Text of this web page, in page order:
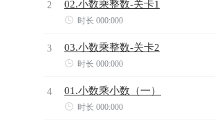
2 02.小数乘整数-关卡1
 时长 000:000
3 03.小数乘整数-关卡2
 时长 000:000
4 01.小数乘小数（一）
 时长 000:000